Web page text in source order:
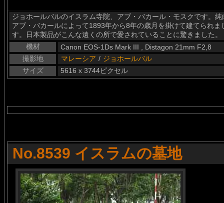
ジョホールバルのイスラム寺院、アブ・バカール・モスクです。
アブ・バカールによって1893年から8年の歳月を掛けて建てられ
す。日本製品がこんな遠くの所で愛されていることに驚きました。
機材
Canon EOS-1Ds Mark III , Distagon 21mm F2,8
撮影地
マレーシア / ジョホールバル
サイズ
5616 x 3744ピクセル
No.8539 イスラムの墓地